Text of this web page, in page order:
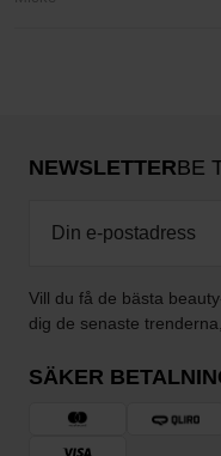
NEWSLETTERBE
Vill du få de bästa
dig de senaste
SÄKER